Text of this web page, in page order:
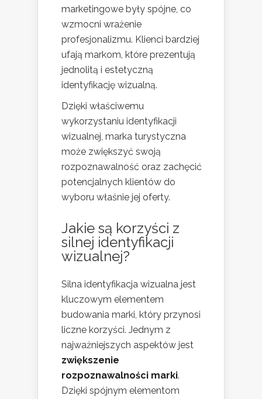
marketingowe były spójne, co
wzmocni wrażenie
profesjonalizmu. Klienci bardziej
ufają markom, które prezentują
jednolitą i estetyczną
identyfikację wizualną.
Dzięki właściwemu
wykorzystaniu identyfikacji
wizualnej, marka turystyczna
może zwiększyć swoją
rozpoznawalność oraz zachęcić
potencjalnych klientów do
wyboru właśnie jej oferty.
Jakie są korzyści z
silnej identyfikacji
wizualnej?
Silna identyfikacja wizualna jest
kluczowym elementem
budowania marki, który przynosi
liczne korzyści. Jednym z
najważniejszych aspektów jest
zwiększenie
rozpoznawalności marki.
Dzięki spójnym elementom